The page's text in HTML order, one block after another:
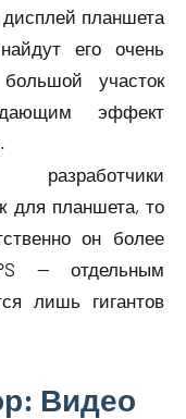
планшета
его очень
участок
эффект
для планшета, то
он более
— отдельным
лишь гигантов
Видео